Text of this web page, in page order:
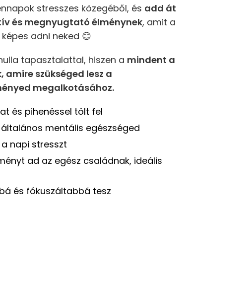
stresszes közegéből, és add át
és megnyugtató élménynek, amit a
adni neked 😊
tapasztalattal, hiszen a mindent a
amire szükséged lesz a
megalkotásához.
és pihenéssel tölt fel
mentális egészséged
napi stresszt
ad az egész családnak, ideális
és fókuszáltabbá tesz